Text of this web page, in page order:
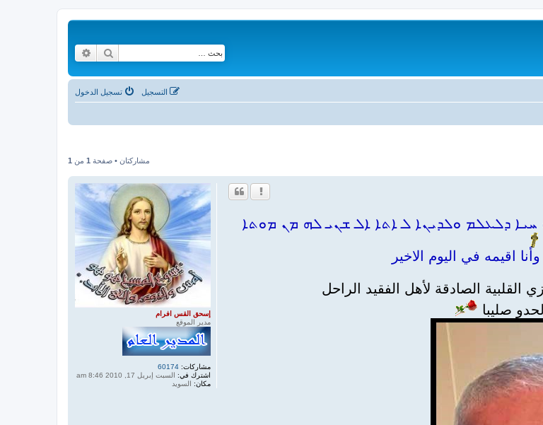
بحث
تسجيل الدخول التسجيل
مشاركتان • صفحة 1 من 1
إسحق القس افرام
مدير الموقع
مشاركات: 60174
اشترك في: السبت إبريل 17, 2010 8:46 am
مكان: السويد
ܕܠܥܠܡ ܘܠܕܝܢܐ ܠ ܐܬܐ ܐܠ ܫܢܝ ܠܗ ܡܢ ܡܘܬܐ
اقيمه في اليوم الاخير
القلبية الصادقة لأهل الفقيد الراحل
صليبا